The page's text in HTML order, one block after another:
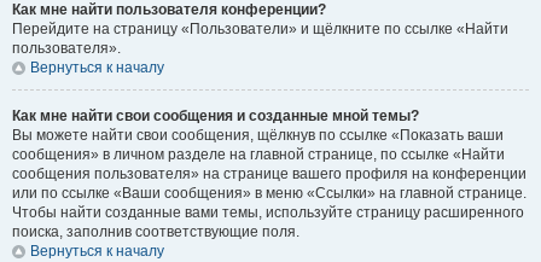
Как мне найти пользователя конференции?
Перейдите на страницу «Пользователи» и щёлкните по ссылке «Найти
пользователя».
Вернуться к началу
Как мне найти свои сообщения и созданные мной темы?
Вы можете найти свои сообщения, щёлкнув по ссылке «Показать ваши
сообщения» в личном разделе на главной странице, по ссылке «Найти
сообщения пользователя» на странице вашего профиля на конференции
или по ссылке «Ваши сообщения» в меню «Ссылки» на главной странице.
Чтобы найти созданные вами темы, используйте страницу расширенного
поиска, заполнив соответствующие поля.
Вернуться к началу